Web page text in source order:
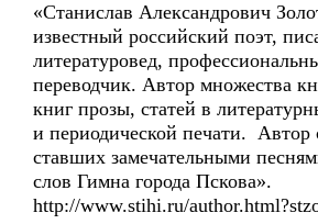
«Станислав Александрович
известный российский поэт,
литературовед,
переводчик. Автор множества
книг прозы, статей в
и периодической печати. Автор
ставших замечательными
слов Гимна города Пскова».
http://www.stihi.ru/